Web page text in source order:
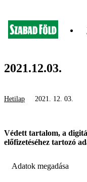
2021.12.03.
Hetilap 2021. 12. 03.
Védett tartalom, a
előfizetéséhez tartozó
Adatok megadása